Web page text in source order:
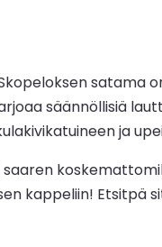
säännöllisiä
ja
kappeliin!